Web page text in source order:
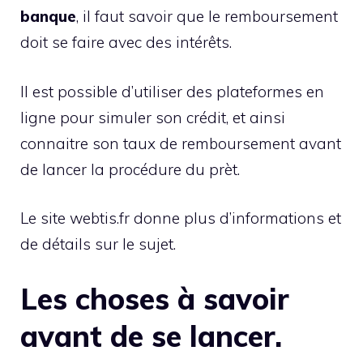
banque, il faut savoir que le remboursement
doit se faire avec des intérêts.
Il est possible d’utiliser des plateformes en
ligne pour simuler son crédit, et ainsi
connaitre son taux de remboursement avant
de lancer la procédure du prèt.
Le site webtis.fr donne plus d’informations et
de détails sur le sujet.
Les choses à savoir
avant de se lancer.